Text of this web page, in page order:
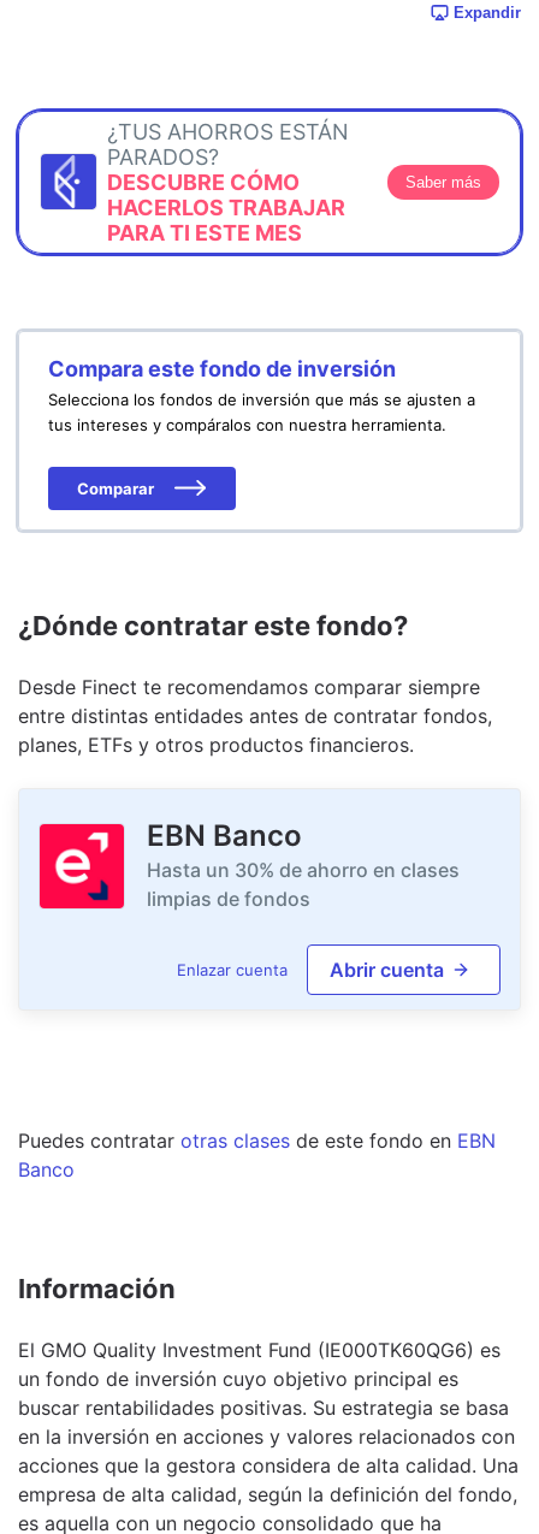
Expandir
¿TUS AHORROS ESTÁN
PARADOS?
DESCUBRE CÓMO
HACERLOS TRABAJAR
PARA TI ESTE MES
Saber más
Compara este fondo de inversión
Selecciona los fondos de inversión que más se ajusten a
tus intereses y compáralos con nuestra herramienta.
Comparar
¿Dónde contratar este fondo?
Desde Finect te recomendamos comparar siempre
entre distintas entidades antes de contratar fondos,
planes, ETFs y otros productos financieros.
EBN Banco
Hasta un 30% de ahorro en clases
limpias de fondos
Enlazar cuenta Abrir cuenta
Puedes contratar otras clases de este fondo en EBN
Banco
Información
El GMO Quality Investment Fund (IE000TK60QG6) es
un fondo de inversión cuyo objetivo principal es
buscar rentabilidades positivas. Su estrategia se basa
en la inversión en acciones y valores relacionados con
acciones que la gestora considera de alta calidad. Una
empresa de alta calidad, según la definición del fondo,
es aquella con un negocio consolidado que ha